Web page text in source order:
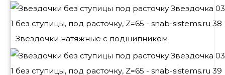
Звездочки натяжные с подшипником